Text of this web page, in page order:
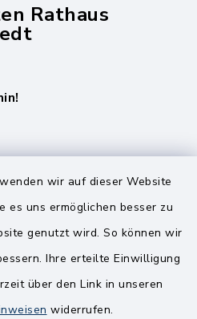
wir auf dieser Website
es uns ermöglichen besser zu
genutzt wird. So können wir
Ihre erteilte Einwilligung
über den Link in unseren
widerrufen.
Rathaus